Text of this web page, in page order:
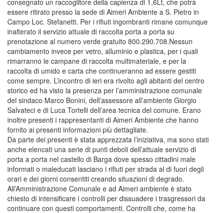
essere ritirato presso la sede di Aimeri Ambiente a S. Pietro in
Campo Loc. Stefanetti. Per i rifiuti ingombranti rimane comunque
inalterato il servizio attuale di raccolta porta a porta su
prenotazione al numero verde gratuito 800.290.708.Nessun
cambiamento invece per vetro, alluminio e plastica, per i quali
rimarranno le campane di raccolta multimateriale, e per la
raccolta di umido e carta che continueranno ad essere gestiti
come sempre. L’incontro di ieri era rivolto agli abitanti del centro
storico ed ha visto la presenza per l’amministrazione comunale
del sindaco Marco Bonini, dell’assessore all’ambiente Giorgio
Salvateci e di Luca Tortelli dell’area tecnica del comune. Erano
inoltre presenti i rappresentanti di Aimeri Ambiente che hanno
fornito ai presenti informazioni più dettagliate.
Da parte dei presenti è stata apprezzata l’iniziativa, ma sono stati
anche elencati una serie di punti deboli dell’attuale servizio di
porta a porta nel castello di Barga dove spesso cittadini male
informati o maleducati lasciano i rifiuti per strada al di fuori degli
orari e dei giorni consentiti creando situazioni di degrado.
All’Amministrazione Comunale e ad Aimeri ambiente è stato
chiesto di intensificare i controlli per dissuadere i trasgressori da
continuare con questi comportamenti. Controlli che, come ha